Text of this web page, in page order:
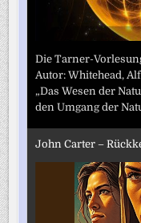
Die Tarner-
Autor: Whitehead,
„Das Wesen der
den Umgang der
John Carter –